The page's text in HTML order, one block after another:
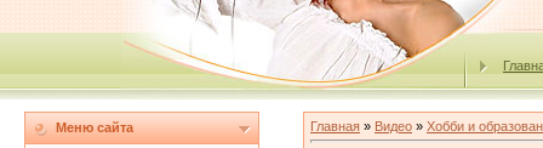
Меню сайта Главная » Видео » Хобби и